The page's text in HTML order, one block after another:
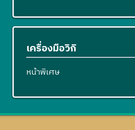
เครื่องมือวิกิ
หน้าพิเศษ